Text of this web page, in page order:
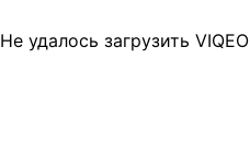
Не удалось загрузить VIQEO